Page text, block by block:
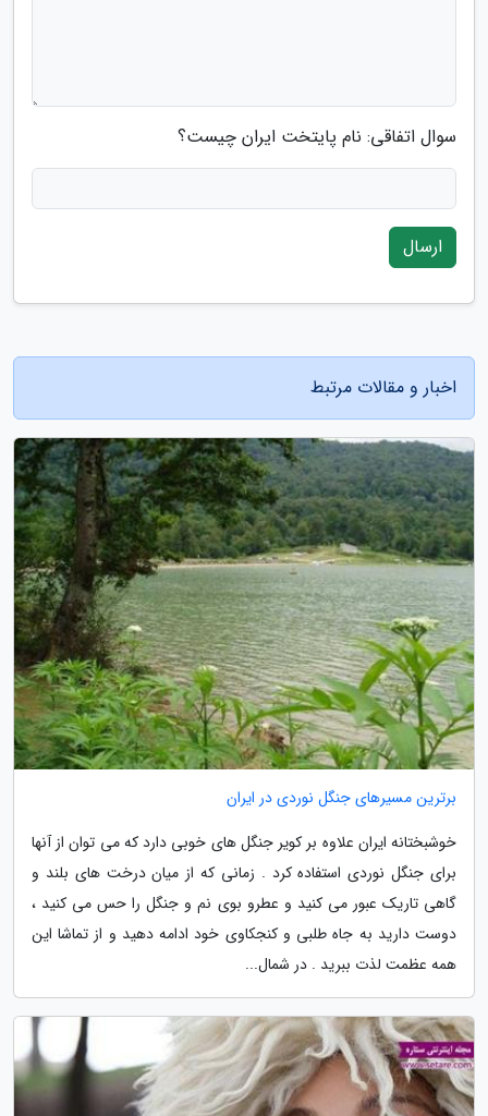
سوال اتفاقی: نام پایتخت ایران چیست؟
ارسال
اخبار و مقالات مرتبط
برترین مسیرهای جنگل نوردی در ایران
خوشبختانه ایران علاوه بر کویر جنگل های خوبی دارد که می توان از آنها
برای جنگل نوردی استفاده کرد . زمانی که از میان درخت های بلند و
گاهی تاریک عبور می کنید و عطرو بوی نم و جنگل را حس می کنید ،
دوست دارید به جاه طلبی و کنجکاوی خود ادامه دهید و از تماشا این
همه عظمت لذت ببرید . در شمال...